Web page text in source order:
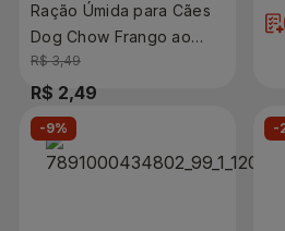
Ração Úmida para Cães
Dog Chow Frango ao
Molho 100g
R$ 3,49
R$ 2,49
Adicionar
-9% -